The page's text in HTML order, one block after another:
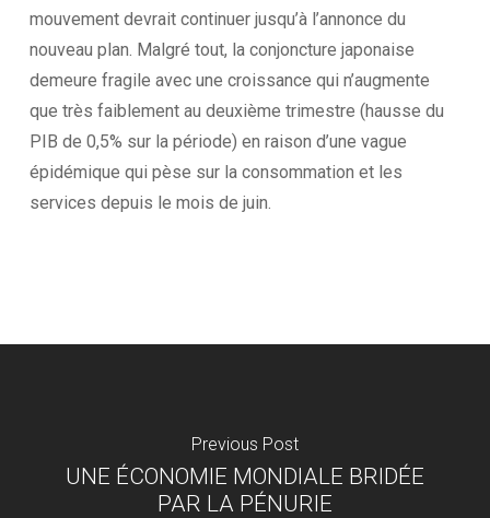
mouvement devrait continuer jusqu’à l’annonce du
nouveau plan. Malgré tout, la conjoncture japonaise
demeure fragile avec une croissance qui n’augmente
que très faiblement au deuxième trimestre (hausse du
PIB de 0,5% sur la période) en raison d’une vague
épidémique qui pèse sur la consommation et les
services depuis le mois de juin.
Previous Post
UNE ÉCONOMIE MONDIALE BRIDÉE
PAR LA PÉNURIE